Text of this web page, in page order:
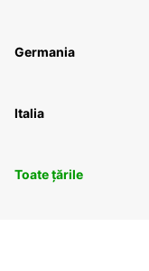
Germania
Italia
Toate țările